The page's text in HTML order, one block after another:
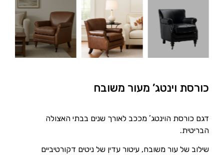
כורסת וינטג’ מעור משובח
דגם כורסת הוינטג’ מככב לאורך שנים בבתי האצולה
הבריטית.
שילוב של עור משובח, עיטור עדין של ניטים דקורטיביים